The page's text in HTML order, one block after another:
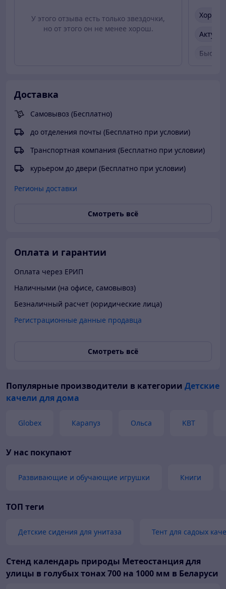
У этого отзыва есть только звездочки,
но от этого он не менее хорош.
Доставка
Самовывоз (Бесплатно)
до отделения почты (Бесплатно при условии)
Транспортная компания (Бесплатно при условии)
курьером до двери (Бесплатно при условии)
Регионы доставки
Смотреть всё
Оплата и гарантии
Оплата через ЕРИП
Наличными (на офисе, самовывоз)
Безналичный расчет (юридические лица)
Регистрационные данные продавца
Смотреть всё
Популярные производители в категории Детские
качели для дома
Globex Карапуз Ольса KBT
У нас покупают
Развивающие и обучающие игрушки Книги
ТОП теги
Детские сидения для унитаза Тент для садоых
Стенд календарь природы Метеостанция для
улицы в голубых тонах 700 на 1000 мм в Беларуси